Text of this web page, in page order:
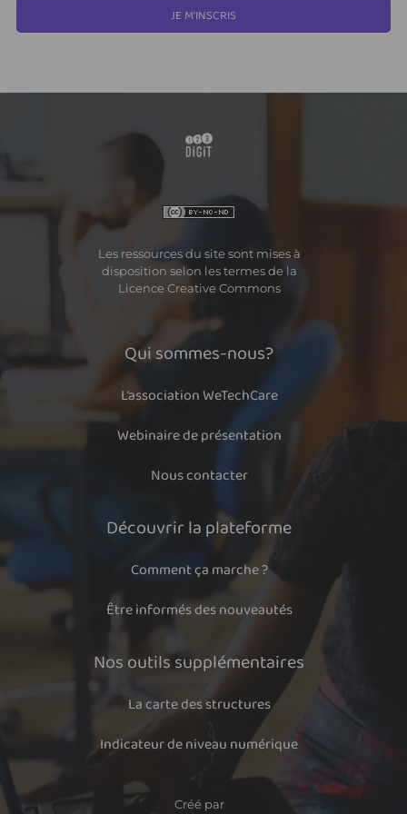
JE M'INSCRIS
Les ressources du site sont mises à
disposition selon les termes de la
Licence Creative Commons
Qui sommes-nous?
L’association WeTechCare
Webinaire de présentation
Nous contacter
Découvrir la plateforme
Comment ça marche ?
Être informés des nouveautés
Nos outils supplémentaires
La carte des structures
Indicateur de niveau numérique
Créé par